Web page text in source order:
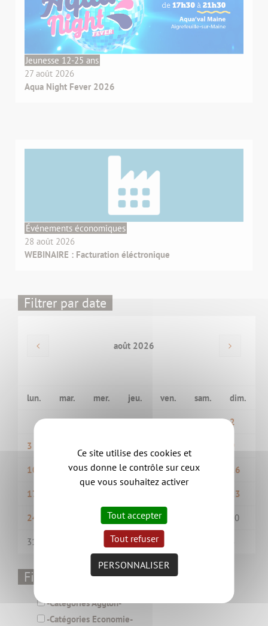
Jeunesse 12-25 ans
27 août 2026
Aqua Night Fever 2026
Événements économiques
28 août 2026
WEBINAIRE : Facturation éléctronique
Filtrer par date
août 2026
lun. mar. mer. jeu. ven. sam. dim.
1 2
3 9
10 11 12 13 14 15 16
17 23
24 27 28 30
31 3
Filtrer par thématique
-Catégories Aggloh-
-Catégories Economie-
Ce site utilise des cookies et
vous donne le contrôle sur ceux
que vous souhaitez activer
Tout accepter
Tout refuser
PERSONNALISER